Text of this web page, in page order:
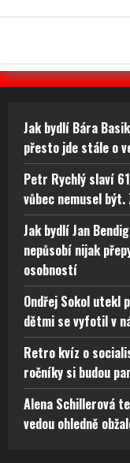
Jak bydlí Bára
přesto jde stále o
Petr Rychlý slaví
vůbec nemusel být.
Jak bydlí Jan
nepůsobí nijak
osobností
Ondřej Sokol utekl
dětmi se vyfotil v
Retro kvíz o
ročníky si budou
Alena Schillerová
vedou ohledně